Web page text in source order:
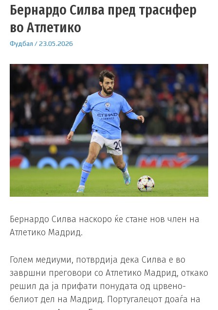
Бернардо Силва пред траснфер
во Атлетико
Фудбал /23.05.2026
Бернардо Силва наскоро ќе стане нов член на
Атлетико Мадрид.
Голем медиуми, потврдија дека Силва е во
завршни преговори со Атлетико Мадрид, откако
решил да ја прифати понудата од црвено-
белиот дел на Мадрид. Португалецот доаѓа на